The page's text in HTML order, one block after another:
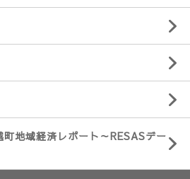
地域経済レポート～RESASデー